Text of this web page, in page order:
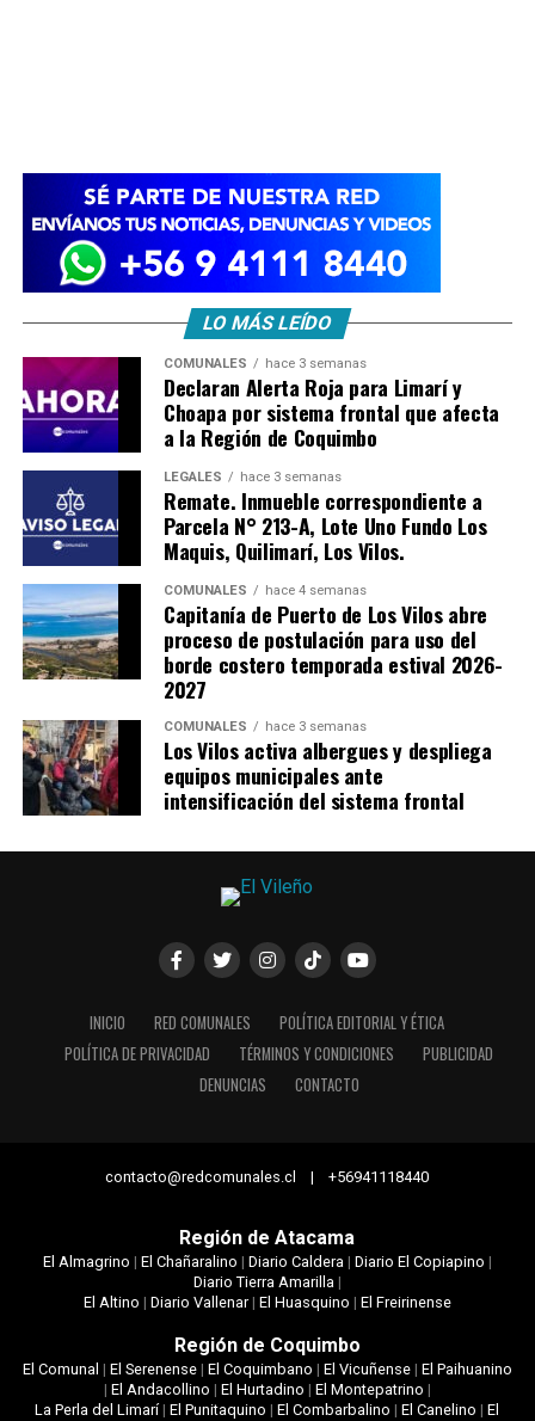
LO MÁS LEÍDO
COMUNALES hace 3 semanas
Declaran Alerta Roja para Limarí y
Choapa por sistema frontal que afecta
a la Región de Coquimbo
LEGALES hace 3 semanas
Remate. Inmueble correspondiente a
Parcela N° 213-A, Lote Uno Fundo Los
Maquis, Quilimarí, Los Vilos.
COMUNALES hace 4 semanas
Capitanía de Puerto de Los Vilos abre
proceso de postulación para uso del
borde costero temporada estival 2026-
2027
COMUNALES hace 3 semanas
Los Vilos activa albergues y despliega
equipos municipales ante
intensificación del sistema frontal
INICIO RED COMUNALES
POLÍTICA EDITORIAL Y ÉTICA
POLÍTICA DE PRIVACIDAD
TÉRMINOS Y CONDICIONES
PUBLICIDAD
DENUNCIAS
CONTACTO
contacto@redcomunales.cl | +56941118440
Región de Atacama
El Almagrino | El Chañaralino | Diario Caldera| Diario El Copiapino |
Diario Tierra Amarilla|
El Altino | Diario Vallenar| El Huasquino | El Freirinense
Región de Coquimbo
El Comunal | El Serenense| El Coquimbano | El Vicuñense| El Paihuanino
| El Andacollino | El Hurtadino | El Montepatrino |
La Perla del Limarí|El Punitaquino |El Combarbalino |El Canelino |El